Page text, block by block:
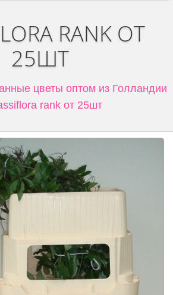
RANK ОТ
25ШТ
цветы оптом из Голландии
rank от 25шт